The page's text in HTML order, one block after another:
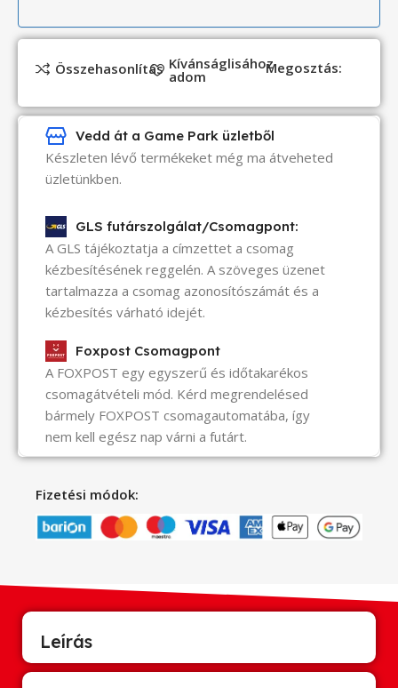
Összehasonlítás Kívánságlisához
adom Megosztás:
Vedd át a Game Park üzletből
Készleten lévő termékeket még ma átveheted
üzletünkben.
GLS futárszolgálat/Csomagpont:
A GLS tájékoztatja a címzettet a csomag
kézbesítésének reggelén. A szöveges üzenet
tartalmazza a csomag azonosítószámát és a
kézbesítés várható idejét.
Foxpost Csomagpont
A FOXPOST egy egyszerű és időtakarékos
csomagátvételi mód. Kérd megrendelésed
bármely FOXPOST csomagautomatába, így
nem kell egész nap várni a futárt.
Fizetési módok:
Leírás